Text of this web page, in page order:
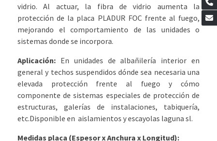
vidrio. Al actuar, la fibra de vidrio aumenta la
protección de la placa PLADUR FOC frente al fuego,
mejorando el comportamiento de las unidades o
sistemas donde se incorpora.
Aplicación: En unidades de albañilería interior en
general y techos suspendidos dónde sea necesaria una
elevada protección frente al fuego y cómo
componente de sistemas especiales de protección de
estructuras, galerías de instalaciones, tabiquería,
etc.Disponible en aislamientos y escayolas laguna sl.
Medidas placa (Espesor x Anchura x Longitud):